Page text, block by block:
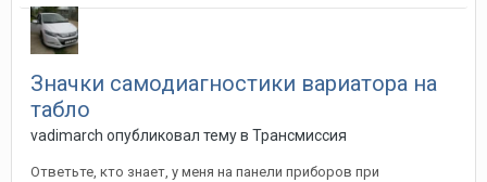
Значки самодиагностики вариатора на
табло
vadimarch опубликовал тему в Трансмиссия
Ответьте, кто знает, у меня на панели приборов при